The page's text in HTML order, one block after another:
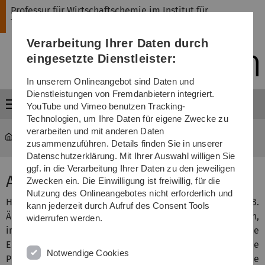
Direkt
Direkt
Direkt
(Sprache,
Drucken,
Media)
Direkt
Direkt
Professur für Wirtschaftschemie im Institut für
Theoretische Chemie
Menü
Abc - Forschungsprozess
Hitze kann exponierte und vulnerable Personen wie z.B.
Ältere oder erkrankte Menschen akut gefährden,
insbesondere wenn der Körper nachts hitzebedingt keine
Erholung findet Auch kann Hitze das Wohlbefinden und die
Produktivität senken. Zudem werden überhitzte Bereiche
Verarbeitung Ihrer Daten durch
eingesetzte Dienstleister:
In unserem Onlineangebot sind Daten und
Dienstleistungen von Fremdanbietern integriert.
YouTube und Vimeo benutzen Tracking-
Technologien, um Ihre Daten für eigene Zwecke zu
verarbeiten und mit anderen Daten
zusammenzuführen. Details finden Sie in unserer
Datenschutzerklärung. Mit Ihrer Auswahl willigen Sie
ggf. in die Verarbeitung Ihrer Daten zu den jeweiligen
Zwecken ein. Die Einwilligung ist freiwillig, für die
Nutzung des Onlineangebotes nicht erforderlich und
kann jederzeit durch Aufruf des Consent Tools
widerrufen werden.
Notwendige Cookies